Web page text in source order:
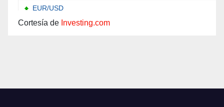
Cortesía de Investing.com